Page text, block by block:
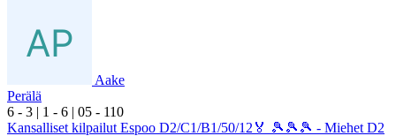
Aake
Perälä
6 - 3 | 1 - 6 | 05 - 110
Kansalliset kilpailut Espoo D2/C1/B1/50/12🏅 🎾🎾🎾 - Miehet D2